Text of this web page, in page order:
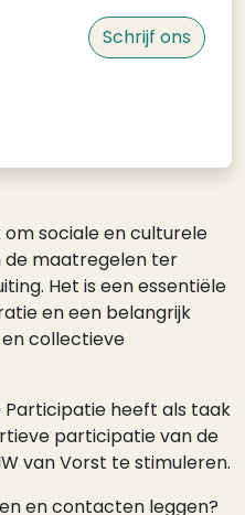
om sociale en culturele
maatregelen ter
Het is een essentiële
en een belangrijk
collectieve
Participatie heeft als taak
participatie van de
van Vorst te stimuleren.
en contacten leggen?
Schrijf ons